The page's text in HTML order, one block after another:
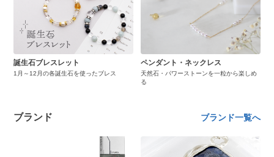
誕生石ブレスレット
1月～12月の各誕生石を使ったブレス
ペンダント・ネックレス
天然石・パワーストーンを一粒から楽しめ
る
ブランド ブランド一覧へ